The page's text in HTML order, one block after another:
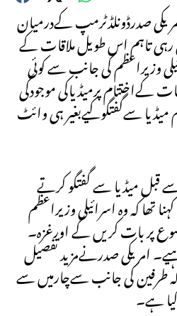
صدرڈونلڈٹرمپ کےدرمیان
رہی تاہم اس طویل ملاقات کے
وزیراعظم کی جانب سے کوئی
کےاختتام پرمیڈیاکی موجودگی
میڈیا سےگفتگوکیےبغیر ہی وائٹ
قبل میڈیا سے گفتگو کرتے
تھا کہ وہ اسرائیلی وزیراعظم
پر بات کریں گے اورغزہ۔
امریکی صدرنےمزید تفصیل
کی جانب سےچارمیں سے
ہے۔